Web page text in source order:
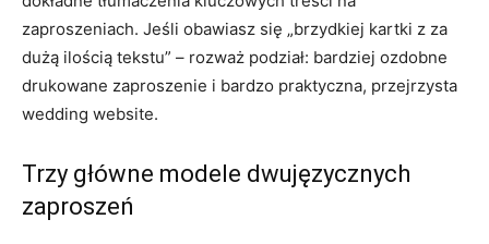
zaproszeniach. Jeśli obawiasz się „brzydkiej kartki z za
dużą ilością tekstu” – rozważ podział: bardziej ozdobne
drukowane zaproszenie i bardzo praktyczna, przejrzysta
wedding website.
Trzy główne modele dwujęzycznych
zaproszeń